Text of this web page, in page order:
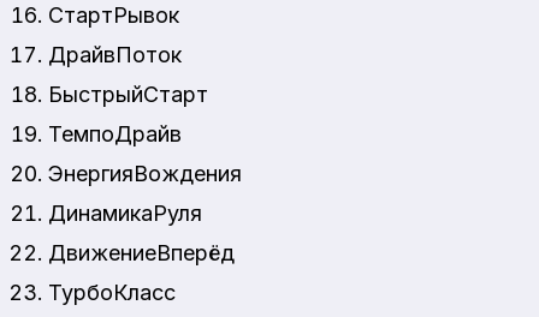
СтартРывок
ДрайвПоток
БыстрыйСтарт
ТемпоДрайв
ЭнергияВождения
ДинамикаРуля
ДвижениеВперёд
ТурбоКласс